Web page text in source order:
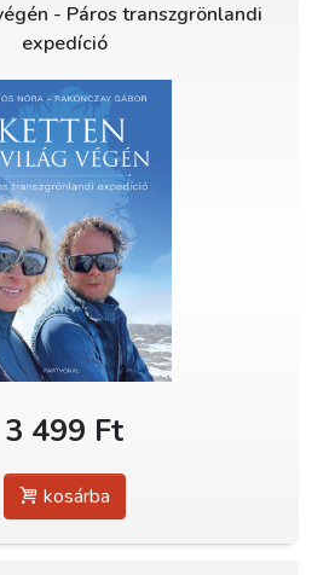
- Páros transzgrönlandi
expedíció
3 499 Ft
kosárba